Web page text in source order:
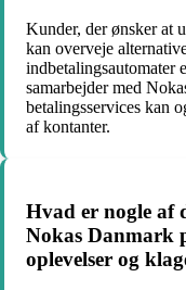
Kunder, der ønsker at
kan overveje
indbetalingsautomater
samarbejder med
betalingsservices kan
af kontanter.
Hvad er nogle af
Nokas Danmark
oplevelser og